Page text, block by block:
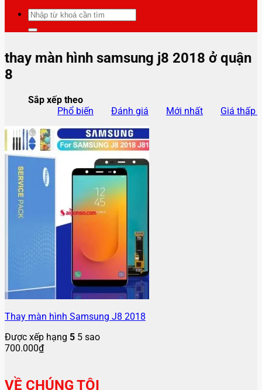
Tìm
kiếm:
thay màn hình samsung j8 2018 ở quận
8
Sắp xếp theo
Phổ biến
Đánh giá Mới nhất Giá thấp
Thay màn hình Samsung J8 2018
Được xếp hạng 5 5 sao
700.000₫
VỀ CHÚNG TÔI